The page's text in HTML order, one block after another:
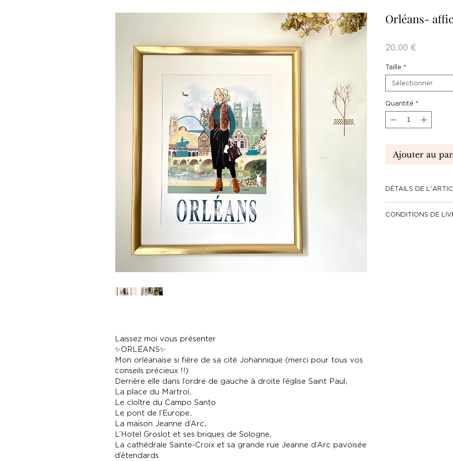
Laissez moi vous présenter
✨ORLÉANS✨
Mon orléanaise si fière de sa cité Johannique (merci pour tous vos
conseils précieux !!)
Derrière elle dans l’ordre de gauche à droite l’église Saint Paul,
La place du Martroi,
Le cloître du Campo Santo
Le pont de l’Europe,
La maison Jeanne d’Arc,
L’Hotel Groslot et ses briques de Sologne,
La cathédrale Sainte-Croix et sa grande rue Jeanne d’Arc pavoisée
d’étendards
Orléans-
20,00 €Prix
Taille *
Sélectionner
Quantité *
Ajouter au
DÉTAILS DE
de qualité, prête
CONDITIONS DE